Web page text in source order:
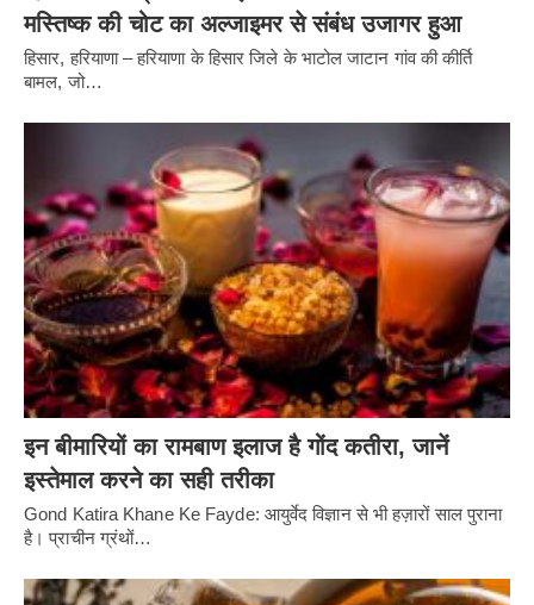
मस्तिष्क की चोट का अल्जाइमर से संबंध उजागर हुआ
हिसार, हरियाणा – हरियाणा के हिसार जिले के भाटोल जाटान गांव की कीर्ति
बामल, जो…
इन बीमारियों का रामबाण इलाज है गोंद कतीरा, जानें
इस्तेमाल करने का सही तरीका
Gond Katira Khane Ke Fayde: आयुर्वेद विज्ञान से भी हज़ारों साल पुराना
है। प्राचीन ग्रंथों…